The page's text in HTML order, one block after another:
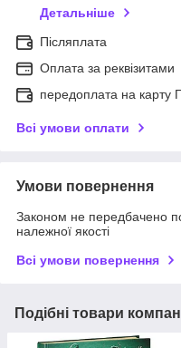
Детальніше
Післяплата
Оплата за реквізитами
передоплата на карту
Всі умови оплати
Умови повернення
Законом не передбачено
належної якості
Всі умови повернення
Подібні товари